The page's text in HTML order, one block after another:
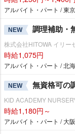
アルバイト・パート / 東
NEW 調理補助・
株式会社HITOWA イリー
時給1,075円
アルバイト・パート / 北
NEW 無資格可の
KID ACADEMY
時給1,180円～
アルバイト・パート / 大